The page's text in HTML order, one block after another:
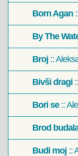
Born Agan
By The
Broj ::
Bivši dragi
Bori se::
Brod
Budi moj ::